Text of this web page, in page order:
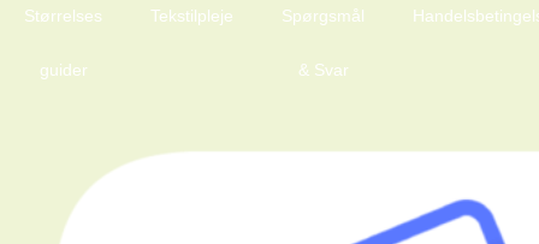
Størrelses
guider
Tekstilpleje Spørgsmål
& Svar